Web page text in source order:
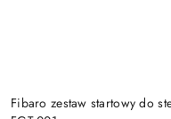
Fibaro zestaw startowy do